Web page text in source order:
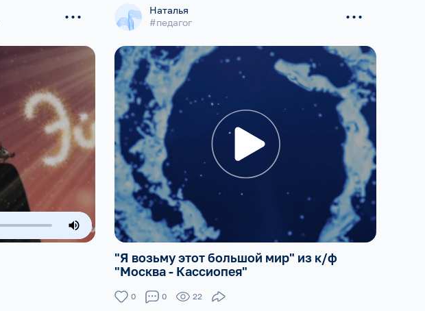
...
Наталья
#педагог
...
"Я возьму этот большой мир" из к/ф
"Москва - Кассиопея"
0 0 22